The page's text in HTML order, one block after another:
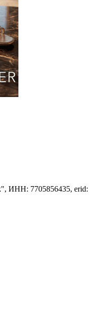
ИНН: 7705856435, erid: